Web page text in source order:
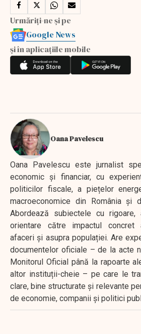
Urmăriți-ne și pe
Google News
și în aplicațiile mobile
Oana Pavelescu
Oana Pavelescu este jurnalist
economic și financiar, cu
politicilor fiscale, a piețelor
macroeconomice din România și
Abordează subiectele cu
orientare către impactul concret
afaceri și asupra populației. Are
documentelor oficiale – de la acte
Monitorul Oficial până la rapoarte
altor instituții-cheie – pe care le
clare, bine structurate și relevante
de economie, companii și politici